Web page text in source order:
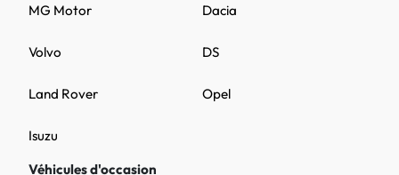
DS
MG Motor
Opel
Volvo
Land Rover
Dacia
Isuzu
Véhicules d'occasion